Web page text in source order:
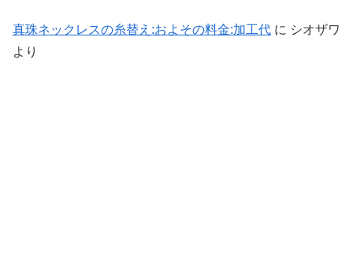
真珠ネックレスの糸替え:およその料金:加工代 に シオザワ
より